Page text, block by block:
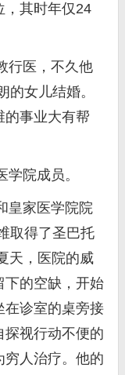
，其时年仅24
医，不久他
的女儿结婚。
的事业大有帮
院成员。
家医学院院
取得了圣巴托
天，医院的威
下的空缺，开始
在诊室的桌旁接
探视行动不便的
穷人治疗。他的